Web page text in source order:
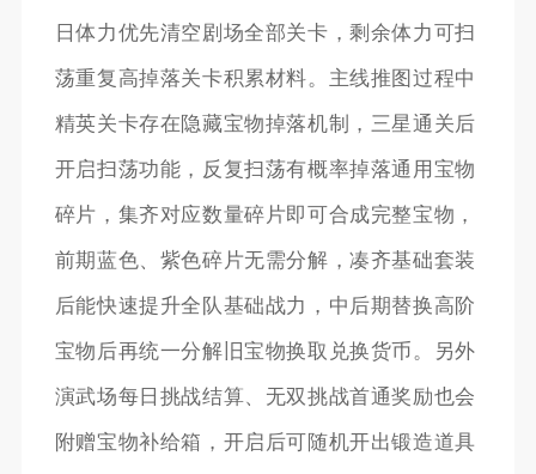
日体力优先清空剧场全部关卡，剩余体力可扫
荡重复高掉落关卡积累材料。主线推图过程中
精英关卡存在隐藏宝物掉落机制，三星通关后
开启扫荡功能，反复扫荡有概率掉落通用宝物
碎片，集齐对应数量碎片即可合成完整宝物，
前期蓝色、紫色碎片无需分解，凑齐基础套装
后能快速提升全队基础战力，中后期替换高阶
宝物后再统一分解旧宝物换取兑换货币。另外
演武场每日挑战结算、无双挑战首通奖励也会
附赠宝物补给箱，开启后可随机开出锻造道具